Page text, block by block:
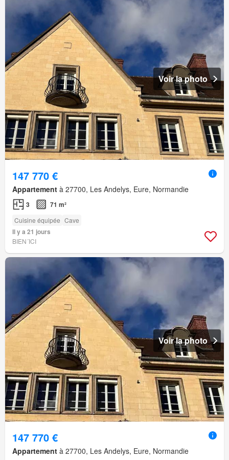
Voir la photo
147 770 €
Appartement à 27700, Les Andelys, Eure, Normandie
3 71 m²
Cuisine équipée Cave
Il y a 21 jours
BIEN´ICI
Voir la photo
147 770 €
Appartement à 27700, Les Andelys, Eure, Normandie